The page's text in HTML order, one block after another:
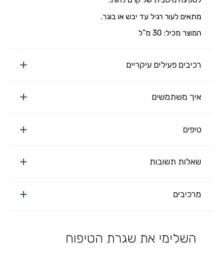
מתאים לעור רגיל עד יבש או בוגר.
המוצר מכיל: 30 מ”ל
רכיבים פעילים עיקריים
איך משתמשים
טיפים
שאלות תשובות
מרכיבים
השלימי את שגרת הטיפוח